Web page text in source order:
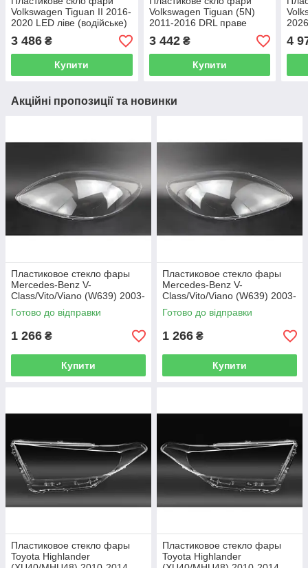
Volkswagen Tiguan ІІ 2016-
2020 LED ліве (водійське)
3 486 ₴
Купити
Volkswagen Tiguan (5N)
2011-2016 DRL праве
(пасажирське)
3 442₴
Купити
4
Акційні пропозиції та новинки
Пластиковое стекло фары
Mercedes-Benz V-
Class/Vito/Viano (W639) 2003-
2010 левое (водительское)
Готово до відправки
1 266 ₴
Купити
Пластиковое стекло фары
Mercedes-Benz V-
Class/Vito/Viano (W639) 2003-
2010 правое (пассажирское)
Готово до відправки
1 266 ₴
Купити
Пластиковое стекло фары
Toyota Highlander
Пластиковое стекло фары
Toyota Highlander